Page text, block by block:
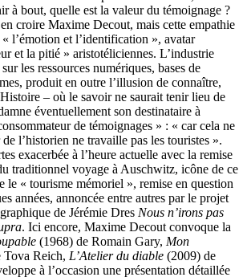
à bout, quelle est la valeur du témoignage ?
croire Maxime Decout, mais cette empathie
l’émotion et l’identification », avatar
et la pitié » aristotéliciennes. L’industrie
les ressources numériques, bases de
produit en outre l’illusion de connaître,
– où le savoir ne saurait tenir lieu de
éventuellement son destinataire à
de témoignages » : « car cela ne
l’historien ne travaille pas les touristes ».
exacerbée à l’heure actuelle avec la remise
traditionnel voyage à Auschwitz, icône de ce
le « tourisme mémoriel », remise en question
années, annoncée entre autres par le projet
de Jérémie Dres Nous n’irons pas
. Ici encore, Maxime Decout convoque la
(1968) de Romain Gary, Mon
Tova Reich, L’Atelier du diable (2009) de
à l’occasion une présentation détaillée